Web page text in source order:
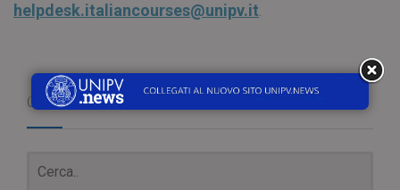
helpdesk.italiancourses@unipv.it
Cerca